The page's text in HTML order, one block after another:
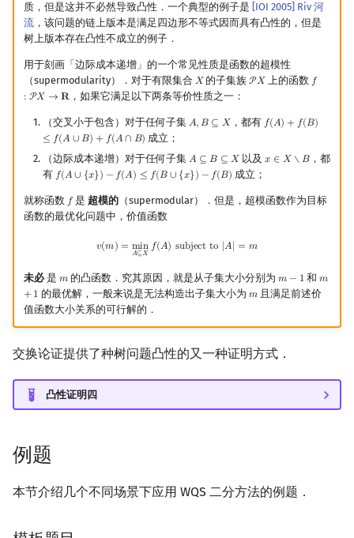
质，但是这并不必然导致凸性．一个典型的例子是 [IOI 2005] Riv 河
流，该问题的链上版本是满足四边形不等式因而具有凸性的，但是
树上版本存在凸性不成立的例子．
用于刻画「边际成本递增」的一个常见性质是函数的超模性
（supermodularity）．对于有限集合 𝑋
X 的子集族P𝑋
PX 上的函数 𝑓
: P𝑋 → 𝐑
f:
，如果它满足以下两条等价性质之一：
（交叉小于包含）对于任何子集 𝐴,𝐵 ⊆ 𝑋
A,B⊆ X ，都有 𝑓(𝐴) + 𝑓(𝐵)
≤ 𝑓(𝐴 ∪𝐵) + 𝑓(𝐴∩ 𝐵)
f(A)+f (B )≤f(A∪
成立；
（边际成本递增）对于任何子集 𝐴 ⊆ 𝐵 ⊆ 𝑋
A⊆B ⊆ X 以及𝑥 ∈ 𝑋 ∖𝐵
x∈X∖B
，都
有 𝑓(𝐴∪ {𝑥}) −𝑓(𝐴) ≤ 𝑓(𝐵∪ {𝑥}) −𝑓(𝐵)
f(A∪{x })−f(A )≤ f(B∪{ x}) −f(B) 成立；
就称函数 𝑓
f 是 超模的（supermodular）．但是，超模函数作为目标
函数的最优化问题中，价值函数
𝑣(𝑚) = min
𝐴⊆𝑋 𝑓(𝐴) subject to |𝐴| = 𝑚
v(m) =minA ⊆X f(A )subject to | A |= m
未必是 𝑚
m的凸函数．究其原因，就是从子集大小分别为 𝑚 − 1
m−1 和𝑚
+ 1
m
的最优解，一般来说是无法构造出子集大小为 𝑚
m且满足前述价
值函数大小关系的可行解的．
交换论证提供了种树问题凸性的又一种证明方式．
凸性证明四
例题
本节介绍几个不同场景下应用 WQS 二分方法的例题．